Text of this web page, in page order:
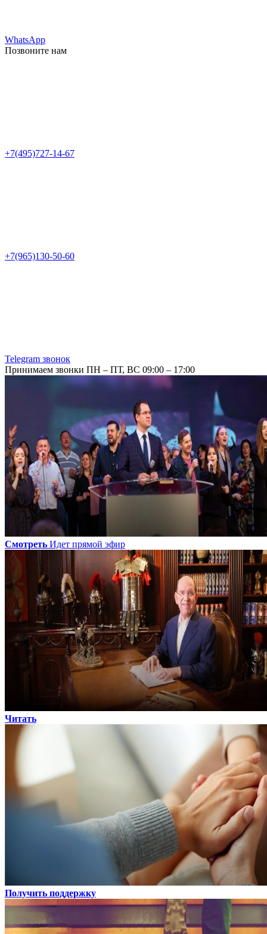
WhatsApp
Позвоните нам
+7(495)727-14-67
+7(965)130-50-60
Telegram звонок
Принимаем звонки ПН – ПТ, ВС 09:00 – 17:00
Смотреть Идет прямой эфир
Читать
Получить поддержку